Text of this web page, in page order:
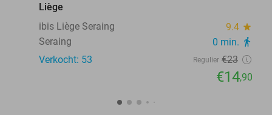
Liège
ibis Liège Seraing
9.4 star
Seraing 0 min. directions_walk
Verkocht: 53 Regulier €23
€14,90